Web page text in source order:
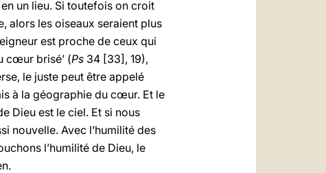
un lieu. Si toutefois on croit
alors les oiseaux seraient plus
est proche de ceux qui
cœur brisé’ (Ps 34 [33], 19),
le juste peut être appelé
à la géographie du cœur. Et le
Dieu est le ciel. Et si nous
nouvelle. Avec l’humilité des
l’humilité de Dieu, le